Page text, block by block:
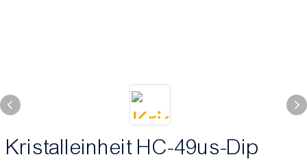
Kristalleinheit HC-49us-Dip